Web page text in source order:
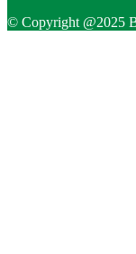
© Copyright @2025